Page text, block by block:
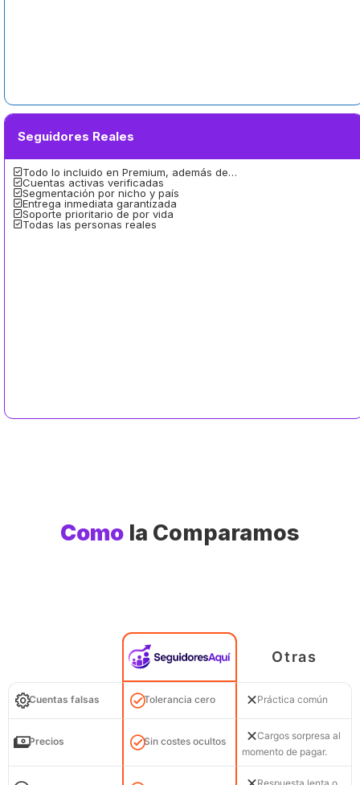
Seguidores Reales
Todo lo incluido en Premium, además de…
Cuentas activas verificadas
Segmentación por nicho y país
Entrega inmediata garantizada
Soporte prioritario de por vida
Todas las personas reales
Como la Comparamos
Otras
Cuentas falsas Tolerancia cero Práctica común
Precios Sin costes ocultos
Cargos sorpresa al
momento de pagar.